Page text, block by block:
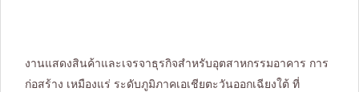
งานแสดงสินค้าและเจรจาธุรกิจสำหรับอุตสาหกรรมอาคาร การ
ก่อสร้าง เหมืองแร่ ระดับภูมิภาคเอเชียตะวันออกเฉียงใต้ ที่